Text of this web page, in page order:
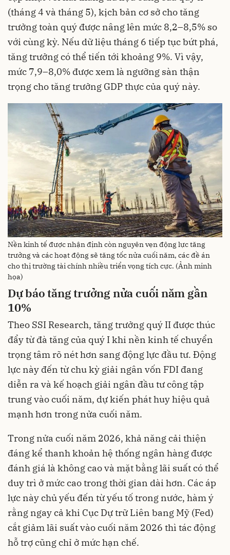
(tháng 4 và tháng 5), kịch bản cơ sở cho tăng
trưởng toàn quý được nâng lên mức 8,2–8,5% so
với cùng kỳ. Nếu dữ liệu tháng 6 tiếp tục bứt phá,
tăng trưởng có thể tiến tới khoảng 9%. Vì vậy,
mức 7,9–8,0% được xem là ngưỡng sàn thận
trọng cho tăng trưởng GDP thực của quý này.
Nền kinh tế được nhận định còn nguyên vẹn động lực tăng
trưởng và các hoạt động sẽ tăng tốc nửa cuối năm, các đề án
cho thị trường tài chính nhiều triển vọng tích cực. (Ảnh minh
họa)
Dự báo tăng trưởng nửa cuối năm gần
10%
Theo SSI Research, tăng trưởng quý II được thúc
đẩy từ đà tăng của quý I khi nền kinh tế chuyển
trọng tâm rõ nét hơn sang động lực đầu tư. Động
lực này đến từ chu kỳ giải ngân vốn FDI đang
diễn ra và kế hoạch giải ngân đầu tư công tập
trung vào cuối năm, dự kiến phát huy hiệu quả
mạnh hơn trong nửa cuối năm.
Trong nửa cuối năm 2026, khả năng cải thiện
đáng kể thanh khoản hệ thống ngân hàng được
đánh giá là không cao và mặt bằng lãi suất có thể
duy trì ở mức cao trong thời gian dài hơn. Các áp
lực này chủ yếu đến từ yếu tố trong nước, hàm ý
rằng ngay cả khi Cục Dự trữ Liên bang Mỹ (Fed)
cắt giảm lãi suất vào cuối năm 2026 thì tác động
hỗ trợ cũng chỉ ở mức hạn chế.